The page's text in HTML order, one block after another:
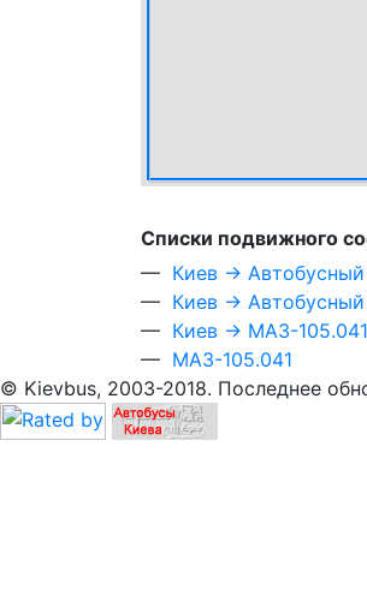
Cписки подвижного
— Киев →
— Киев →
— Киев → МАЗ-105.041
— МАЗ-105.041
© Kievbus, 2003-2018. Последнее